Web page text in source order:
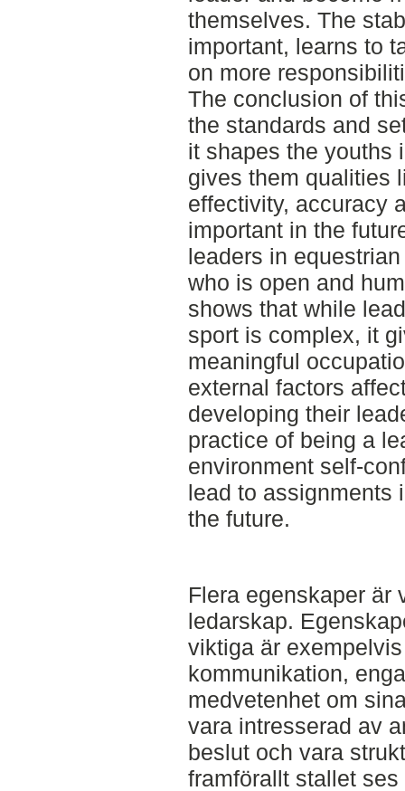
themselves. The
important, learns to
on more
The conclusion of
the standards and
it shapes the youths
gives them qualities
effectivity, accuracy
important in the
leaders in
who is open and
shows that while
sport is complex, it
meaningful
external factors
developing their
practice of being a
environment self-
lead to assignments
the future.
Flera egenskaper är
ledarskap.
viktiga är
kommunikation,
medvetenhet om
vara intresserad av
beslut och vara
framförallt stallet